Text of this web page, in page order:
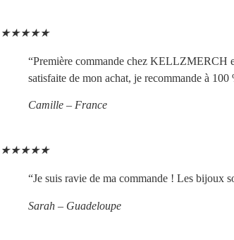
★★★★★
“Première commande chez KELLZMERCH
satisfaite de mon achat, je recommande à 100
Camille – France
★★★★★
“Je suis ravie de ma commande ! Les bijoux
Sarah – Guadeloupe